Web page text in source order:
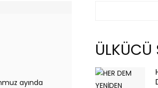
ayında
ÜLKÜCÜ